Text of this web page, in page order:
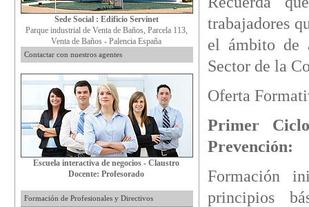
Sede Social : Edificio Servinet
Parque industrial de Venta de Baños, Parcela 113,
Venta de Baños - Palencia España
Contactar con nuestros agentes
Escuela interactiva de negocios - Claustro
Docente: Profesorado
Formación de Profesionales y Directivos
trabajadores
el ámbito de
Sector de la
Oferta
Primer
Prevención:
Formación
principios